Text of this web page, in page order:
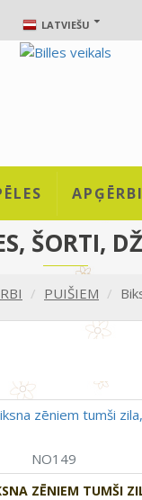
LATVIEŠU
APĢĒRBI
PUIŠIEM
ŠORTI,
NO149
ZĒNIEM TUMŠI